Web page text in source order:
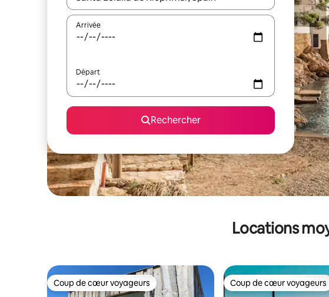
Arrivée
Départ
Rechercher
Locations
Coup de cœur voyageurs
Coup de cœur voyageurs Coup de cœur voyageurs
Coup de cœur voyageurs